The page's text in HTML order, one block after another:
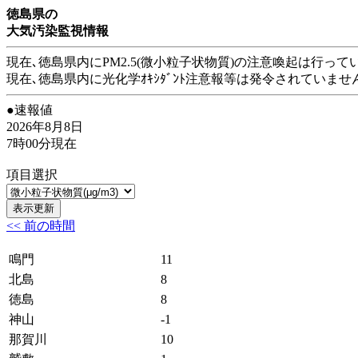
徳島県の
大気汚染監視情報
現在､徳島県内にPM2.5(微小粒子状物質)の注意喚起は行って
現在､徳島県内に光化学ｵｷｼﾀﾞﾝﾄ注意報等は発令されていませ
●速報値
2026年8月8日
7時00分現在
項目選択
<< 前の時間
鳴門
11
北島
8
徳島
8
神山
-1
那賀川
10